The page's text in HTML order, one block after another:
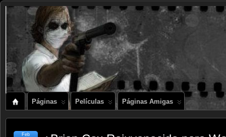
Páginas Películas Páginas Amigas
Feb